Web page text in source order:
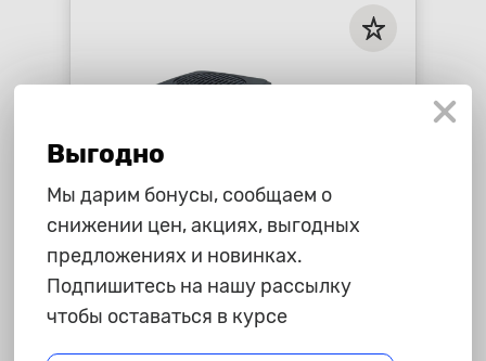
765 ₽
Обогреватель салона "AVS", TE-
Выгодно
Мы дарим бонусы, сообщаем о
снижении цен, акциях, выгодных
предложениях и новинках.
Подпишитесь на нашу рассылку
чтобы оставаться в курсе